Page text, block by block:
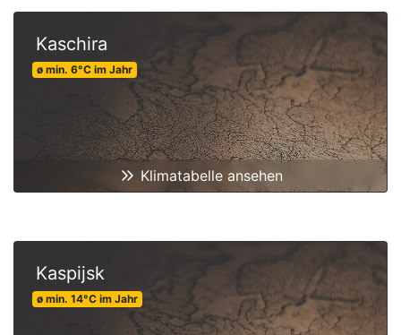
Kaschira
ø min. 6°C im Jahr
Klimatabelle ansehen
Kaspijsk
ø min. 14°C im Jahr